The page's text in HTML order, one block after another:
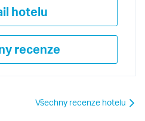
hotelu
recenze
Všechny recenze hotelu